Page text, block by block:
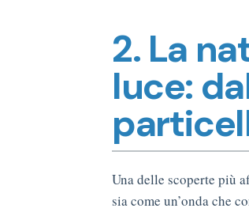
2. La
luce:
Una delle scoperte più
sia come un’onda che